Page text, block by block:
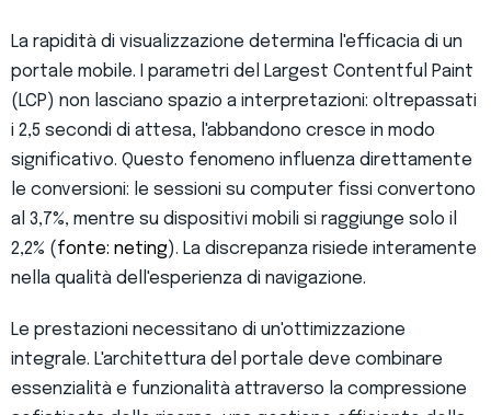
La rapidità di visualizzazione determina l'efficacia di un
portale mobile. I parametri del Largest Contentful Paint
(LCP) non lasciano spazio a interpretazioni: oltrepassati
i 2,5 secondi di attesa, l'abbandono cresce in modo
significativo. Questo fenomeno influenza direttamente
le conversioni: le sessioni su computer fissi convertono
al 3,7%, mentre su dispositivi mobili si raggiunge solo il
2,2% (fonte: neting). La discrepanza risiede interamente
nella qualità dell'esperienza di navigazione.
Le prestazioni necessitano di un'ottimizzazione
integrale. L'architettura del portale deve combinare
essenzialità e funzionalità attraverso la compressione